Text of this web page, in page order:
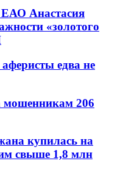
Анастасия
«золотого
едва не
мошенникам 206
купилась на
свыше 1,8 млн